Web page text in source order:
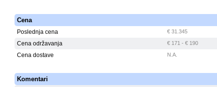
Cena
Poslednja cena € 31.345
Cena održavanja € 171 - € 190
Cena dostave N.A.
Komentari